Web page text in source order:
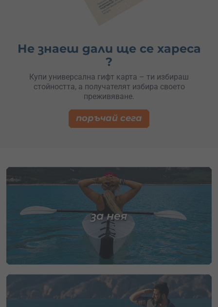
Не знаеш дали ще се хареса
?
Купи универсална гифт карта – ти избираш
стойността, а получателят избира своето
преживяване.
поръчай сега
за нея